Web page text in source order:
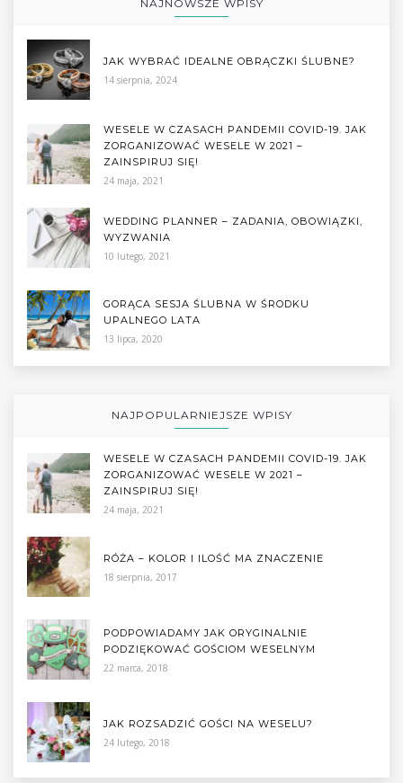
NAJNOWSZE WPISY
JAK WYBRAĆ IDEALNE OBRĄCZKI ŚLUBNE?
14 sierpnia, 2024
WESELE W CZASACH PANDEMII COVID-19. JAK
ZORGANIZOWAĆ WESELE W 2021 –
ZAINSPIRUJ SIĘ!
24 maja, 2021
WEDDING PLANNER – ZADANIA, OBOWIĄZKI,
WYZWANIA
10 lutego, 2021
GORĄCA SESJA ŚLUBNA W ŚRODKU
UPALNEGO LATA
13 lipca, 2020
NAJPOPULARNIEJSZE WPISY
WESELE W CZASACH PANDEMII COVID-19. JAK
ZORGANIZOWAĆ WESELE W 2021 –
ZAINSPIRUJ SIĘ!
24 maja, 2021
RÓŻA – KOLOR I ILOŚĆ MA ZNACZENIE
18 sierpnia, 2017
PODPOWIADAMY JAK ORYGINALNIE
PODZIĘKOWAĆ GOŚCIOM WESELNYM
22 marca, 2018
JAK ROZSADZIĆ GOŚCI NA WESELU?
24 lutego, 2018